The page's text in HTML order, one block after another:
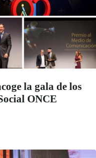
la gala de los
ONCE